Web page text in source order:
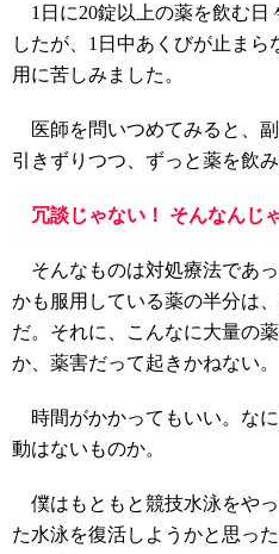
1日に20錠以上の薬を飲む日
したが、1日中あくびが止ま
用に苦しみました。
医師を問いつめてみると、
引きずりつつ、ずっと薬を飲
冗談じゃない！ そんなんじ
そんなものは対処療法であ
かも服用している薬の半分は
だ。それに、こんなに大量の
か、薬害だって起きかねない。
時間がかかってもいい。な
動はないものか。
僕はもともと競技水泳をや
た水泳を復活しようかと思っ